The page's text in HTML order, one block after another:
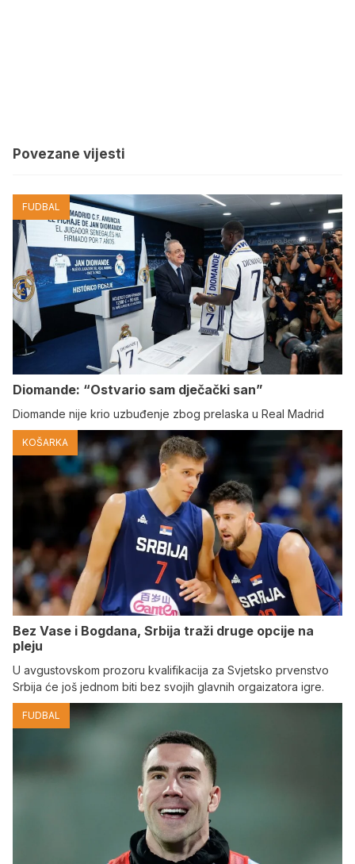
Povezane vijesti
FUDBAL
Diomande: “Ostvario sam dječački san”
Diomande nije krio uzbuđenje zbog prelaska u Real Madrid
KOŠARKA
Bez Vase i Bogdana, Srbija traži druge opcije na
pleju
U avgustovskom prozoru kvalifikacija za Svjetsko prvenstvo
Srbija će još jednom biti bez svojih glavnih orgaizatora igre.
FUDBAL